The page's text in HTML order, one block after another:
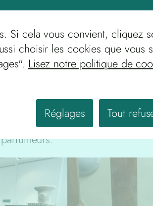
importants ont été mises à
la métallurgie ou la
Si cela vous convient, cliquez
choisir les cookies que vous
Lisez notre politique de
Réglages Tout